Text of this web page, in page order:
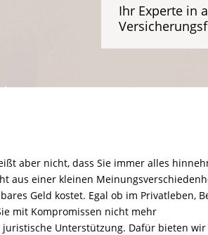
Ihr Experte in
aber nicht, dass Sie immer alles
aus einer kleinen
Geld kostet. Egal ob im Privatleben,
mit Kompromissen nicht mehr
Unterstützung. Dafür bieten wir